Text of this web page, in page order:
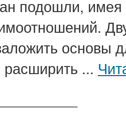
подошли, имея
основы
расширить ...